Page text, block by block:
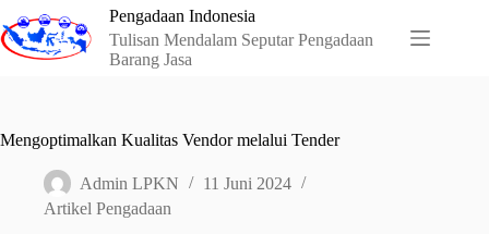
to
content
Pengadaan Indonesia
Tulisan Mendalam Seputar Pengadaan
Barang Jasa
Mengoptimalkan Kualitas Vendor melalui Tender
Admin LPKN
11 Juni 2024
Artikel Pengadaan